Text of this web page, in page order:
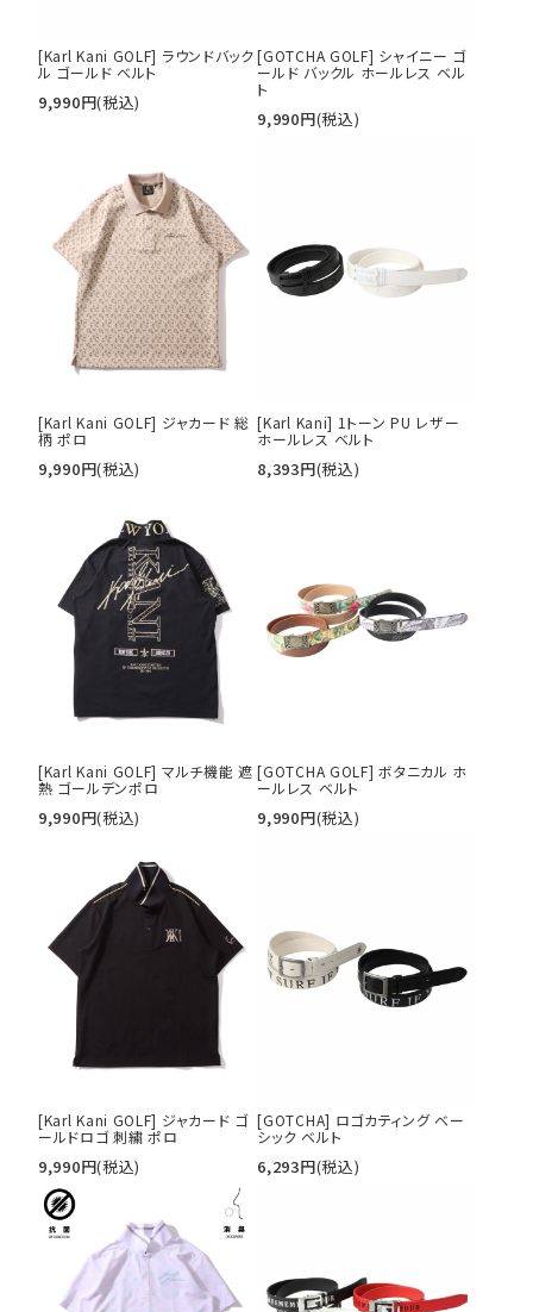
キーワードから探す
価格から探す
並び順
カテゴリ
サイズ
S
M
L
XL
XXL
XXXL
29inc
30inc
32inc
34inc
KIDS
カラー
tune
[Karl Kani GOLF] ラウンドバック
ル ゴールド ベルト
9,990円(税込)
[GOTCHA GOLF] シャイニー ゴ
ールド バックル ホールレス ベル
ト
9,990円(税込)
[Karl Kani GOLF] ジャカード 総
柄 ポロ
9,990円(税込)
[Karl Kani] 1トーン PU レザー
ホールレス ベルト
8,393円(税込)
[Karl Kani GOLF] マルチ機能 遮
熱 ゴールデンポロ
9,990円(税込)
[GOTCHA GOLF] ボタニカル ホ
ールレス ベルト
9,990円(税込)
[Karl Kani GOLF] ジャカード ゴ
ールドロゴ 刺繍 ポロ
9,990円(税込)
[GOTCHA] ロゴカティング ベー
シック ベルト
6,293円(税込)